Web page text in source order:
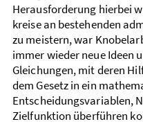
Heraus­forderung hierbei
kreise an bestehenden
zu meistern, war
immer wieder neue Ideen
Gleichungen, mit deren
dem Gesetz in ein
Entscheidungs­variablen,
Ziel­funktion über­führen